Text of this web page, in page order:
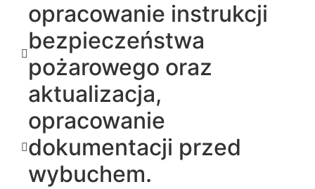
opracowanie instrukcji
bezpieczeństwa
pożarowego oraz
aktualizacja,
opracowanie
dokumentacji przed
wybuchem.